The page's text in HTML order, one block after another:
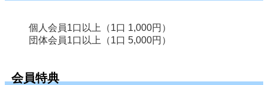
個人会員1口以上（1口 1,000円）
団体会員1口以上（1口 5,000円）
会員特典